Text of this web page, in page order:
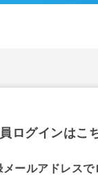
ログインはこ
メールアドレスで